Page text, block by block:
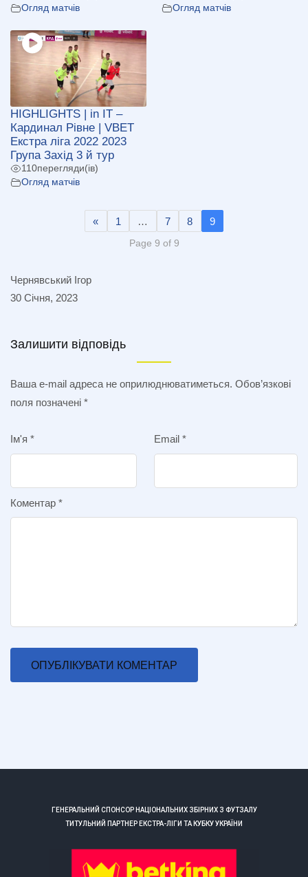
Огляд матчів
Огляд матчів
HIGHLIGHTS | in IT –
Кардинал Рівне | VBET
Екстра ліга 2022 2023
Група Захід 3 й тур
110перегляди(ів)
Огляд матчів
« 1 … 7 8 9
Page 9 of 9
Чернявський Ігор
30 Січня, 2023
Залишити відповідь
Ваша e-mail адреса не оприлюднюватиметься. Обов’язкові
поля позначені *
Ім'я * Email *
Коментар *
ГЕНЕРАЛЬНИЙ СПОНСОР НАЦІОНАЛЬНИХ ЗБІРНИХ З ФУТЗАЛУ
ТИТУЛЬНИЙ ПАРТНЕР ЕКСТРА-ЛІГИ ТА КУБКУ УКРАЇНИ